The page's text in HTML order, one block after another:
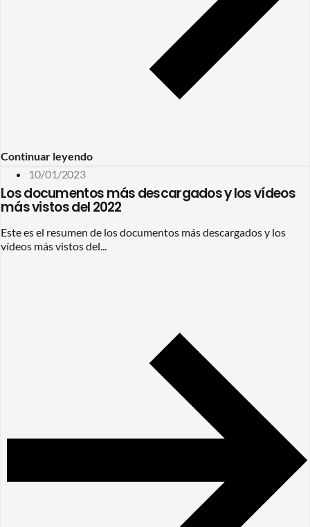
Continuar leyendo
10/01/2023
Los documentos más descargados y los vídeos
más vistos del 2022
Este es el resumen de los documentos más descargados y los
vídeos más vistos del...